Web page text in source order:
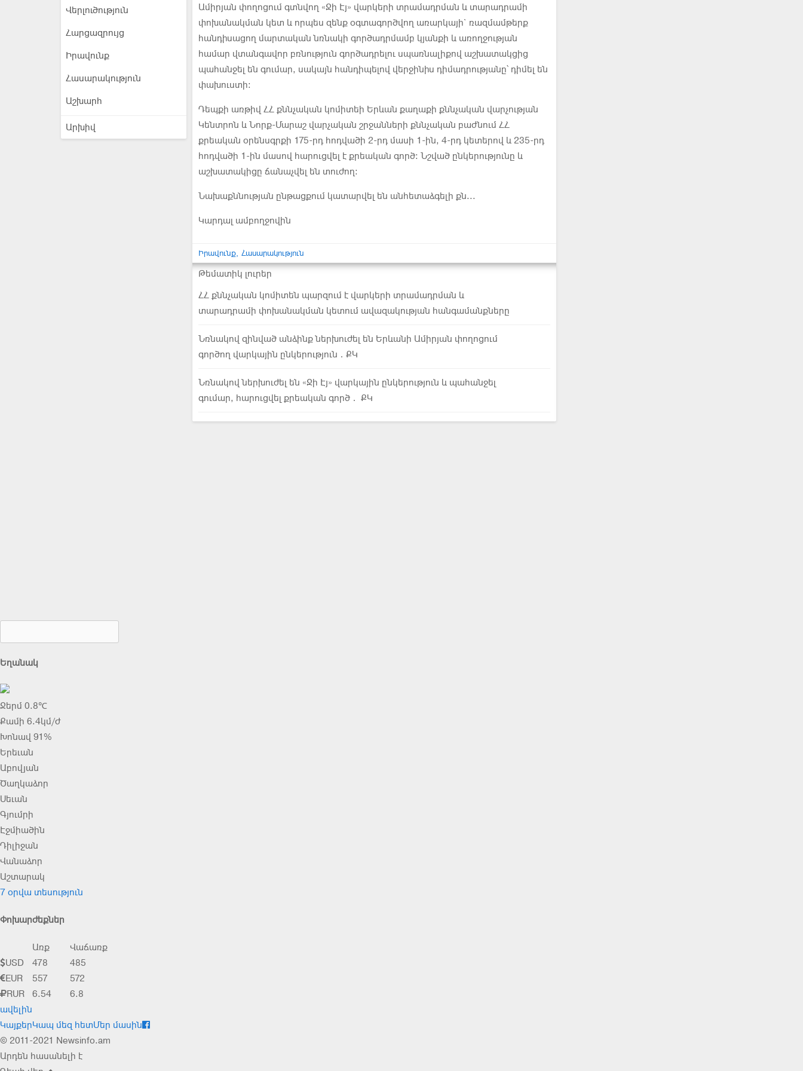
Վերլուծություն
Հարցազրույց
Իրավունք
Հասարակություն
Աշխարհ
Արխիվ
Ամիրյան փողոցում գտնվող «Ջի Էյ» վարկերի տրամադրման և տարադրամի
փոխանակման կետ և որպես զենք օգտագործվող առարկայի` ռազմամթերք
հանդիսացող մարտական նռնակի գործադրմամբ կյանքի և առողջության
համար վտանգավոր բռնություն գործադրելու սպառնալիքով աշխատակցից
պահանջել են գումար, սակայն հանդիպելով վերջինիս դիմադրությանը՝ դիմել են
փախուստի:
Դեպքի առթիվ ՀՀ քննչական կոմիտեի Երևան քաղաքի քննչական վարչության
Կենտրոն և Նորք-Մարաշ վարչական շրջանների քննչական բաժնում ՀՀ
քրեական օրենսգրքի 175-րդ հոդվածի 2-րդ մասի 1-ին, 4-րդ կետերով և 235-րդ
հոդվածի 1-ին մասով հարուցվել է քրեական գործ: Նշված ընկերությունը և
աշխատակիցը ճանաչվել են տուժող:
Նախաքննության ընթացքում կատարվել են անհետաձգելի քն...
Կարդալ ամբողջովին
Իրավունք Հասարակություն
Թեմատիկ լուրեր
ՀՀ քննչական կոմիտեն պարզում է վարկերի տրամադրման և
տարադրամի փոխանակման կետում ավազակության հանգամանքները
Նռնակով զինված անձինք ներխուժել են Երևանի Ամիրյան փողոցում
գործող վարկային ընկերություն․ՔԿ
Նռնակով ներխուժել են «Ջի Էյ» վարկային ընկերություն և պահանջել
գումար, հարուցվել քրեական գործ․ ՔԿ
Եղանակ
Ջերմ 0.8℃
Քամի 6.4կմ/ժ
Խոնավ 91%
Երեւան
Աբովյան
Ծաղկաձոր
Սեւան
Գյումրի
Էջմիածին
Դիլիջան
Վանաձոր
Աշտարակ
7 օրվա տեսություն
Փոխարժեքներ
Առք
Վաճառք
USD
478
485
EUR
557
572
RUR
6.54
6.8
ավելին
ԿայքերԿապ մեզ հետՄեր մասին
© 2011-2021 Newsinfo.am
Արդեն հասանելի է